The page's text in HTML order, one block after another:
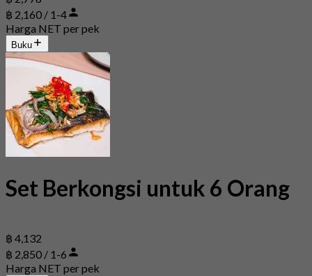
฿ 2,160 / 1-4
Harga NET per pek
Buku
Set Berkongsi untuk 6 Orang
฿ 4,132
฿ 2,850 / 1-6
Harga NET per pek